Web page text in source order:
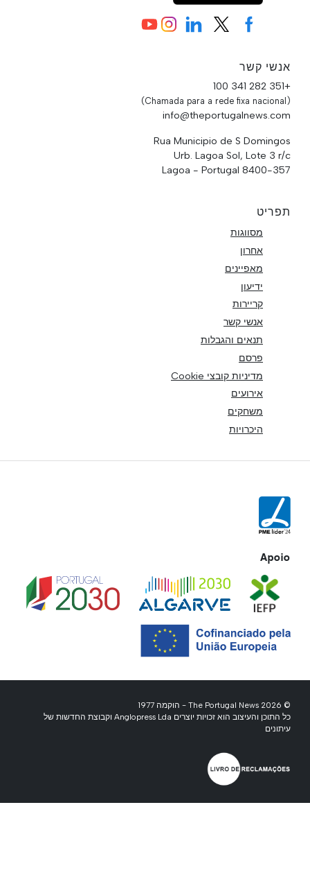
אנשי קשר
+351 282 341 100
(Chamada para a rede fixa nacional)
info@theportugalnews.com
Rua Municipio de S Domingos
Urb. Lagoa Sol, Lote 3 r/c
8400-357 Lagoa - Portugal
תפריט
מסווגות
אחרון
מאפיינים
ידיעון
קריירות
אנשי קשר
תנאים והגבלות
פרסם
מדיניות קובצי Cookie
אירועים
משחקים
היכרויות
Apoio
© 2026 The Portugal News - הוקמה 1977
כל התוכן והעיצוב הוא זכויות יוצרים Anglopress Lda וקבוצת החדשות של
עיתונים